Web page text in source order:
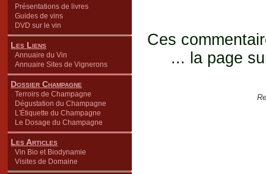
Présentations de livres
Guides de vins
DVD sur le vin
Les Liens
Annuaire du Vin
Annuaire Sites de Vignerons
Dossier Champagne
Terroirs de Champagne
Dégustation du Champagne
L'Étiquette du Champagne
Le Dosage du Champagne
Les Articles
Vin Bio et Biodynamie
Visites de Domaine
Ces
... la page